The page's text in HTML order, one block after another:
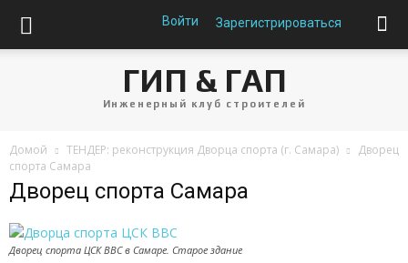
Войти Зарегистрироваться
ГИП & ГАП
Инженерный клуб строителей
Домой ТЕНДЕР: реконструкция Дворца спорта (г. Самара)
Дворец
спорта Самара
Дворец спорта Самара
Дворец спорта ЦСК ВВС в Самаре. Старое здание